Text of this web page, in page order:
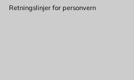
Retningslinjer for personvern